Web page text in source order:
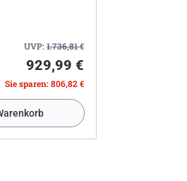
UVP:1.736,81€
929,99 €
Sie sparen: 806,82 €